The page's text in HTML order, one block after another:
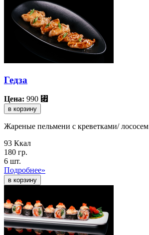
Гедза
Цена: 990 ⃏
в корзину
Жареные пельмени с креветками/ лососем
93 Ккал
180 гр.
6 шт.
Подробнее»